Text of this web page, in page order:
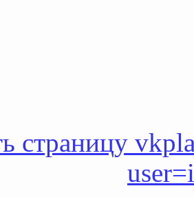
страницу